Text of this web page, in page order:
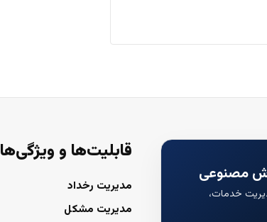
خدمات،
قابلیت‌ها و ویژگی‌ها
مدیریت رخداد
مدیریت مشکل